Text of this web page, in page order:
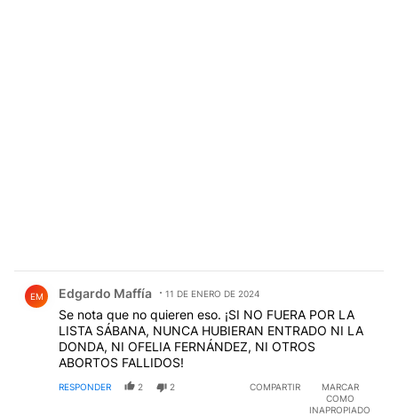
EM Edgardo Maffía 11 DE ENERO DE 2024
Se nota que no quieren eso. ¡SI NO FUERA POR LA
LISTA SÁBANA, NUNCA HUBIERAN ENTRADO NI LA
DONDA, NI OFELIA FERNÁNDEZ, NI OTROS
ABORTOS FALLIDOS!
RESPONDER 2 2 COMPARTIR
MARCAR
COMO
INAPROPIADO